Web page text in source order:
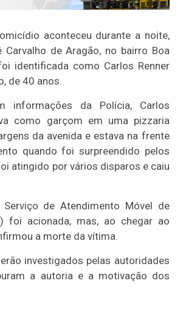
aconteceu durante a noite,
Carvalho de Aragão, no bairro Boa
identificada como Carlos Renner
de 40 anos.
informações da Polícia, Carlos
como garçom em uma pizzaria
da avenida e estava na frente
quando foi surpreendido pelos
atingido por vários disparos e caiu
de Atendimento Móvel de
foi acionada, mas, ao chegar ao
a morte da vítima.
investigados pelas autoridades
a autoria e a motivação dos